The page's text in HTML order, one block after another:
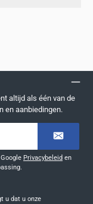
altijd als één van de
en aanbiedingen.
Privacybeleid en
Door doorgaan te selecteren, bevestigt u dat u onze